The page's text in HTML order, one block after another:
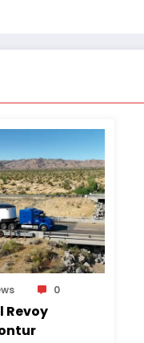
0
Revoy